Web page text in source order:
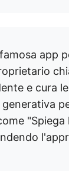
app
e cura
"Spiega